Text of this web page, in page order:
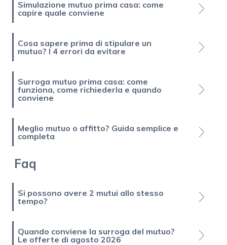
Simulazione mutuo prima casa: come
capire quale conviene
Cosa sapere prima di stipulare un
mutuo? I 4 errori da evitare
Surroga mutuo prima casa: come
funziona, come richiederla e quando
conviene
Meglio mutuo o affitto? Guida semplice e
completa
Faq
Si possono avere 2 mutui allo stesso
tempo?
Quando conviene la surroga del mutuo?
Le offerte di agosto 2026